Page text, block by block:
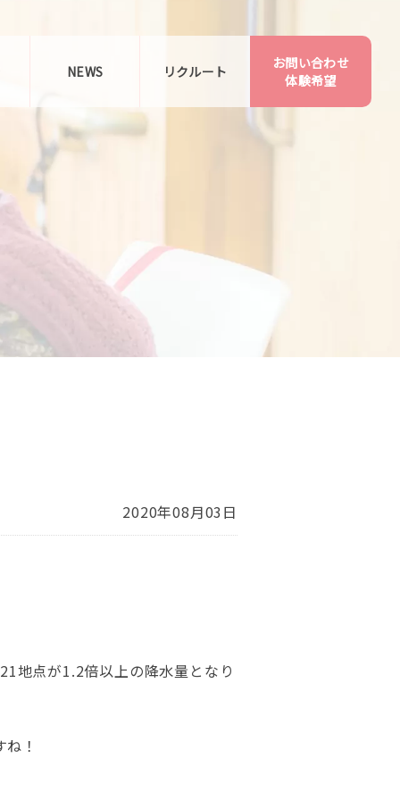
NEWS リクルート
お問い合わせ
体験希望
2020年08月03日
地点が1.2倍以上の降水量となり
！